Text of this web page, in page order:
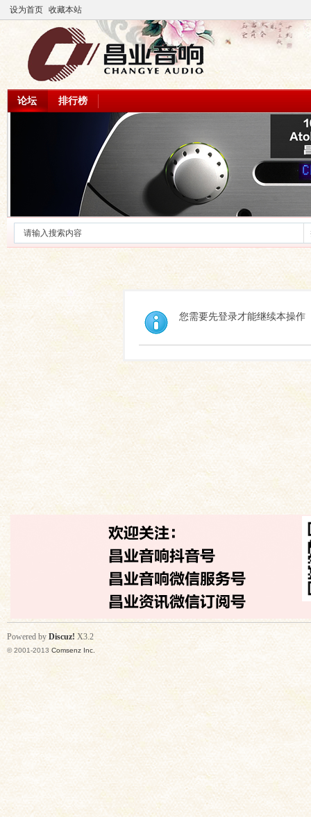
设为首页 收藏本站
论坛 排行榜
您需要先登录才能继续本操作
Powered by Discuz! X3.2
© 2001-2013 Comsenz Inc.